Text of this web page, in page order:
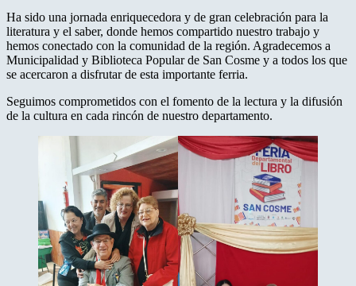
Ha sido una jornada enriquecedora y de gran celebración para la
literatura y el saber, donde hemos compartido nuestro trabajo y
hemos conectado con la comunidad de la región. Agradecemos a
Municipalidad y Biblioteca Popular de San Cosme y a todos los que
se acercaron a disfrutar de esta importante ferria.
Seguimos comprometidos con el fomento de la lectura y la difusión
de la cultura en cada rincón de nuestro departamento.